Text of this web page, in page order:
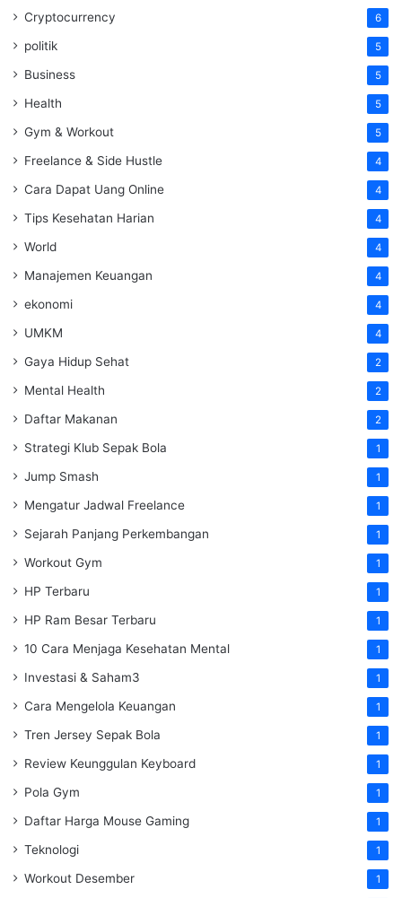
Cryptocurrency 6
politik 5
Business 5
Health 5
Gym & Workout 5
Freelance & Side Hustle 4
Cara Dapat Uang Online 4
Tips Kesehatan Harian 4
World 4
Manajemen Keuangan 4
ekonomi 4
UMKM 4
Gaya Hidup Sehat 2
Mental Health 2
Daftar Makanan 2
Strategi Klub Sepak Bola 1
Jump Smash 1
Mengatur Jadwal Freelance 1
Sejarah Panjang Perkembangan 1
Workout Gym 1
HP Terbaru 1
HP Ram Besar Terbaru 1
10 Cara Menjaga Kesehatan Mental 1
Investasi & Saham3 1
Cara Mengelola Keuangan 1
Tren Jersey Sepak Bola 1
Review Keunggulan Keyboard 1
Pola Gym 1
Daftar Harga Mouse Gaming 1
Teknologi 1
Workout Desember 1